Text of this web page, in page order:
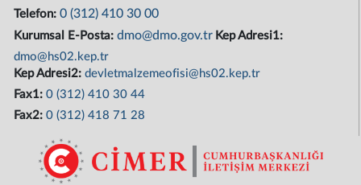
Telefon:0 (312) 410 30 00
Kurumsal E-Posta:dmo@dmo.gov.tr Kep Adresi1:
dmo@hs02.kep.tr
Kep Adresi2:devletmalzemeofisi@hs02.kep.tr
Fax1:0 (312) 410 30 44
Fax2:0 (312) 418 71 28